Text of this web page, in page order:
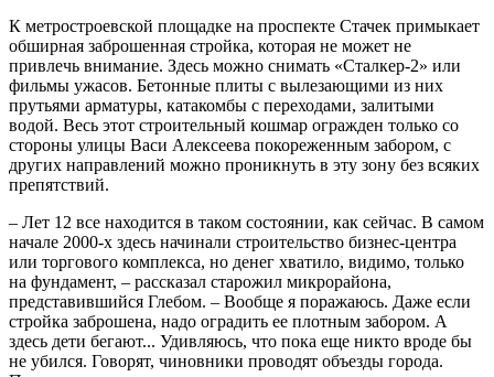
К метростроевской площадке на проспекте Стачек примыкает
обширная заброшенная стройка, которая не может не
привлечь внимание. Здесь можно снимать «Сталкер-2» или
фильмы ужасов. Бетонные плиты с вылезающими из них
прутьями арматуры, катакомбы с переходами, залитыми
водой. Весь этот строительный кошмар огражден только со
стороны улицы Васи Алексеева покореженным забором, с
других направлений можно проникнуть в эту зону без всяких
препятствий.
– Лет 12 все находится в таком состоянии, как сейчас. В самом
начале 2000-х здесь начинали строительство бизнес-центра
или торгового комплекса, но денег хватило, видимо, только
на фундамент, – рассказал старожил микрорайона,
представившийся Глебом. – Вообще я поражаюсь. Даже если
стройка заброшена, надо оградить ее плотным забором. А
здесь дети бегают... Удивляюсь, что пока еще никто вроде бы
не убился. Говорят, чиновники проводят объезды города.